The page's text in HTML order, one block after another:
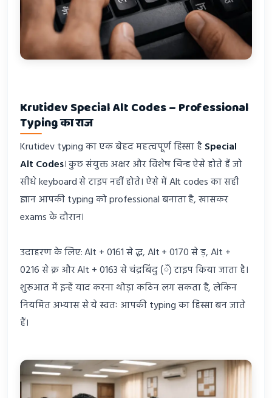
Krutidev Special Alt Codes – Professional
Typing का राज
Krutidev typing का एक बेहद महत्वपूर्ण हिस्सा हैSpecial
Alt Codes। कुछ संयुक्त अक्षर और विशेष चिन्ह ऐसे होते हैं जो
सीधे keyboard से टाइप नहीं होते। ऐसे में Alt codes का सही
ज्ञान आपकी typing को professional बनाता है, खासकर
exams के दौरान।
उदाहरण के लिए: Alt + 0161 से द्ध, Alt + 0170 से ड़, Alt +
0216 से क्र और Alt + 0163 से चंद्रबिंदु (ँ) टाइप किया जाता है।
शुरुआत में इन्हें याद करना थोड़ा कठिन लग सकता है, लेकिन
नियमित अभ्यास से ये स्वतः आपकी typing का हिस्सा बन जाते
हैं।